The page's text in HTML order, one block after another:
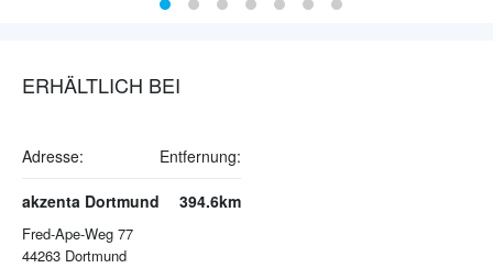
ERHÄLTLICH BEI
Adresse: Entfernung:
akzenta Dortmund
Fred-Ape-Weg 77
44263 Dortmund
394.6km